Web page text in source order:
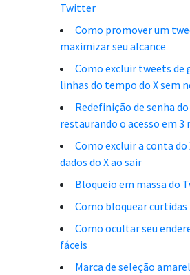
Twitter
Como promover um
maximizar seu alcance
Como excluir tweets de
linhas do tempo do X sem
Redefinição de senha
restaurando o acesso em 3
Como excluir a conta do
dados do X ao sair
Bloqueio em massa do
Como bloquear
Como ocultar seu
fáceis
Marca de seleção